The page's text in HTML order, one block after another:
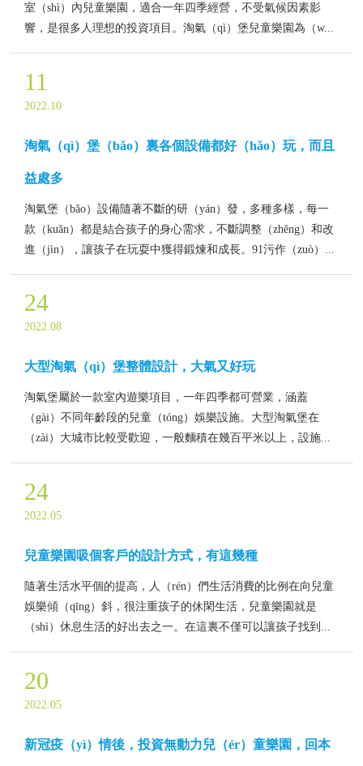
室（shì）內兒童樂園，適合一年四季經營，不受氣候因素影
響，是很多人理想的投資項目。淘氣（qì）堡兒童樂園為（w...
11
2022.10
淘氣（qì）堡（bǎo）裏各個設備都好（hǎo）玩，而且
益處多
淘氣堡（bǎo）設備隨著不斷的研（yán）發，多種多樣，每一
款（kuǎn）都是結合孩子的身心需求，不斷調整（zhěng）和改
進（jìn），讓孩子在玩耍中獲得鍛煉和成長。91污作（zuò）...
24
2022.08
大型淘氣（qì）堡整體設計，大氣又好玩
淘氣堡屬於一款室內遊樂項目，一年四季都可營業，涵蓋
（gài）不同年齡段的兒童（tóng）娛樂設施。大型淘氣堡在
（zài）大城市比較受歡迎，一般麵積在幾百平米以上，設施...
24
2022.05
兒童樂園吸個客戶的設計方式，有這幾種
隨著生活水平個的提高，人（rén）們生活消費的比例在向兒童
娛樂傾（qīng）斜，很注重孩子的休閑生活，兒童樂園就是
（shì）休息生活的好出去之一。在這裏不僅可以讓孩子找到...
20
2022.05
新冠疫（yì）情後，投資無動力兒（ér）童樂園，回本